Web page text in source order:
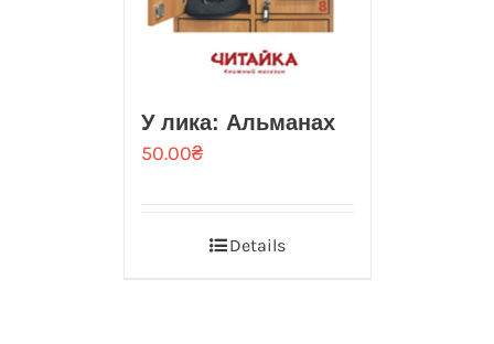
У лика: Альманах
50.00₴
Details